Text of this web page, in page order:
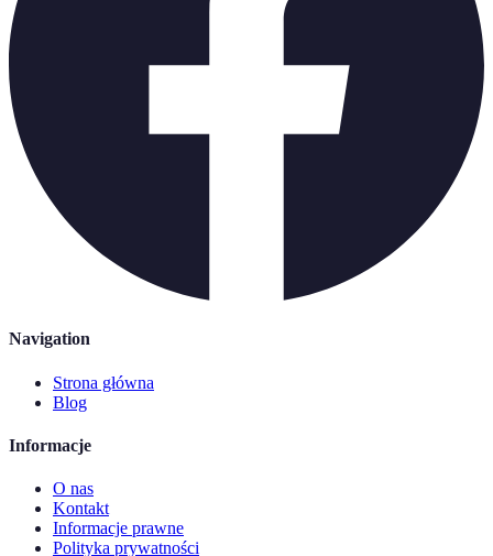
Navigation
Strona główna
Blog
Informacje
O nas
Kontakt
Informacje prawne
Polityka prywatności